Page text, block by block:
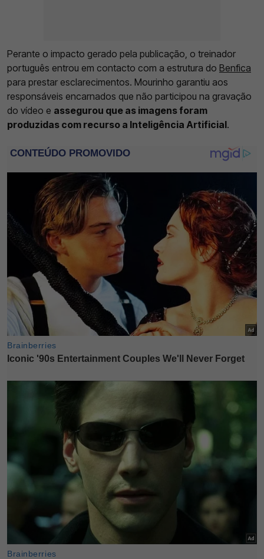
Perante o impacto gerado pela publicação, o treinador
português entrou em contacto com a estrutura do Benfica
para prestar esclarecimentos. Mourinho garantiu aos
responsáveis encarnados que não participou na gravação
do vídeo e assegurou que as imagens foram
produzidas com recurso a Inteligência Artificial.